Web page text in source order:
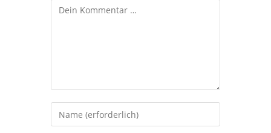
Kommentar
Gib
deinen